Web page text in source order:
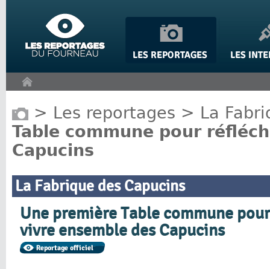
> Les reportages > La
Table commune pour
Capucins
La Fabrique des Capucins
Une première Table commune
vivre ensemble des Capucins